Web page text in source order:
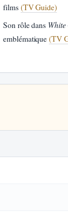
films(TV Guide)
Son rôle dans
emblématique(TV